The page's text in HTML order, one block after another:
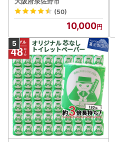
(50)
10,000